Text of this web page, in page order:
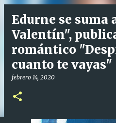
Edurne se suma
Valentín",
romántico
cuanto te vayas"
febrero 14, 2020